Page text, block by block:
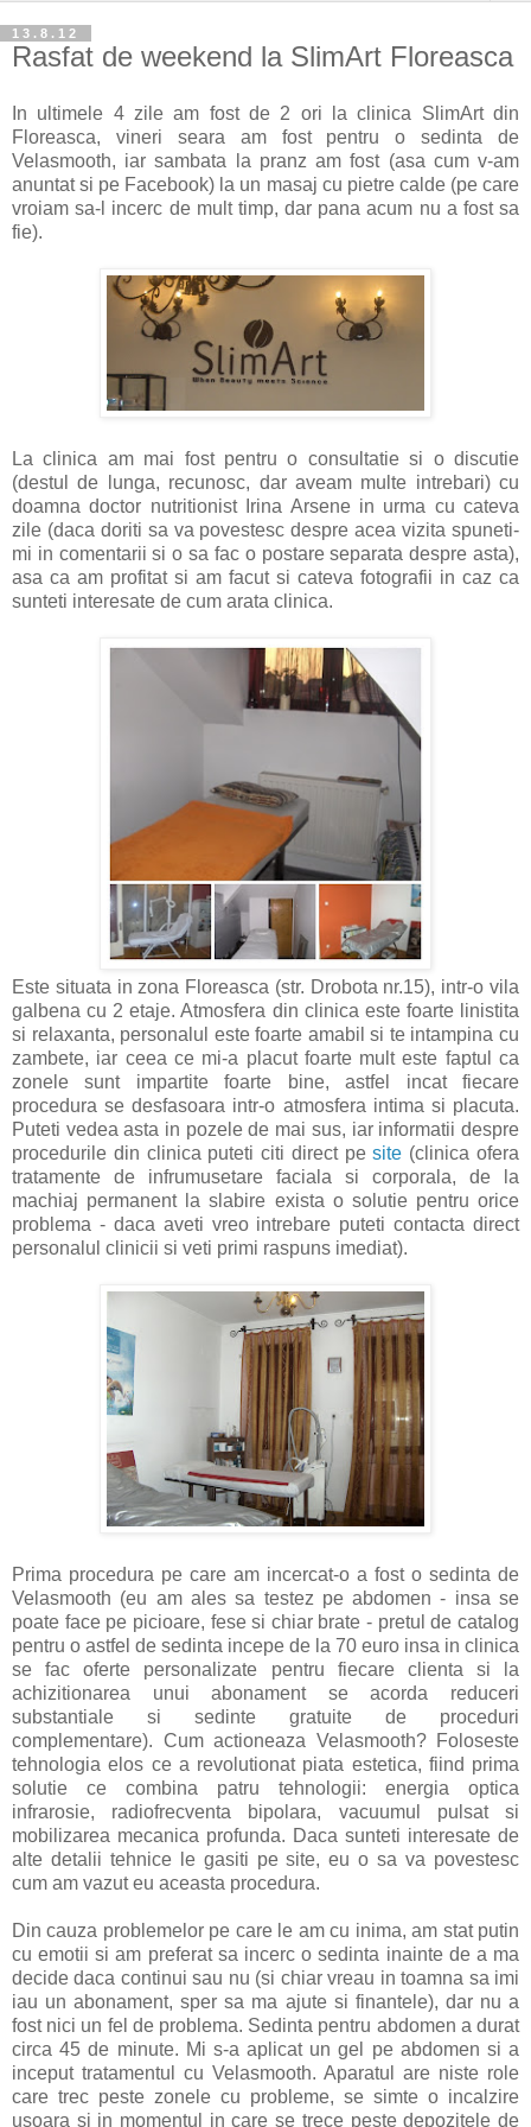
13.8.12
Rasfat de weekend la SlimArt Floreasca
In ultimele 4 zile am fost de 2 ori la clinica SlimArt din
Floreasca, vineri seara am fost pentru o sedinta de
Velasmooth, iar sambata la pranz am fost (asa cum v-am
anuntat si pe Facebook) la un masaj cu pietre calde (pe care
vroiam sa-l incerc de mult timp, dar pana acum nu a fost sa
fie).
La clinica am mai fost pentru o consultatie si o discutie
(destul de lunga, recunosc, dar aveam multe intrebari) cu
doamna doctor nutritionist Irina Arsene in urma cu cateva
zile (daca doriti sa va povestesc despre acea vizita spuneti-
mi in comentarii si o sa fac o postare separata despre asta),
asa ca am profitat si am facut si cateva fotografii in caz ca
sunteti interesate de cum arata clinica.
Este situata in zona Floreasca (str. Drobota nr.15), intr-o vila
galbena cu 2 etaje. Atmosfera din clinica este foarte linistita
si relaxanta, personalul este foarte amabil si te intampina cu
zambete, iar ceea ce mi-a placut foarte mult este faptul ca
zonele sunt impartite foarte bine, astfel incat fiecare
procedura se desfasoara intr-o atmosfera intima si placuta.
Puteti vedea asta in pozele de mai sus, iar informatii despre
procedurile din clinica puteti citi direct pesite (clinica ofera
tratamente de infrumusetare faciala si corporala, de la
machiaj permanent la slabire exista o solutie pentru orice
problema - daca aveti vreo intrebare puteti contacta direct
personalul clinicii si veti primi raspuns imediat).
Prima procedura pe care am incercat-o a fost o sedinta de
Velasmooth (eu am ales sa testez pe abdomen - insa se
poate face pe picioare, fese si chiar brate - pretul de catalog
pentru o astfel de sedinta incepe de la 70 euro insa in clinica
se fac oferte personalizate pentru fiecare clienta si la
achizitionarea unui abonament se acorda reduceri
substantiale si sedinte gratuite de proceduri
complementare). Cum actioneaza Velasmooth? Foloseste
tehnologia elos ce a revolutionat piata estetica, fiind prima
solutie ce combina patru tehnologii: energia optica
infrarosie, radiofrecventa bipolara, vacuumul pulsat si
mobilizarea mecanica profunda. Daca sunteti interesate de
alte detalii tehnice le gasiti pe site, eu o sa va povestesc
cum am vazut eu aceasta procedura.
Din cauza problemelor pe care le am cu inima, am stat putin
cu emotii si am preferat sa incerc o sedinta inainte de a ma
decide daca continui sau nu (si chiar vreau in toamna sa imi
iau un abonament, sper sa ma ajute si finantele), dar nu a
fost nici un fel de problema. Sedinta pentru abdomen a durat
circa 45 de minute. Mi s-a aplicat un gel pe abdomen si a
inceput tratamentul cu Velasmooth. Aparatul are niste role
care trec peste zonele cu probleme, se simte o incalzire
usoara si in momentul in care se trece peste depozitele de